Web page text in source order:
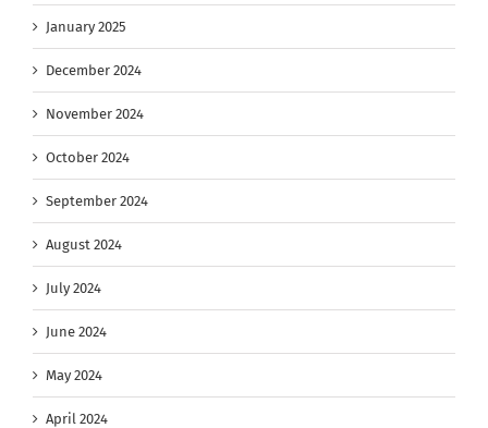
January 2025
December 2024
November 2024
October 2024
September 2024
August 2024
July 2024
June 2024
May 2024
April 2024